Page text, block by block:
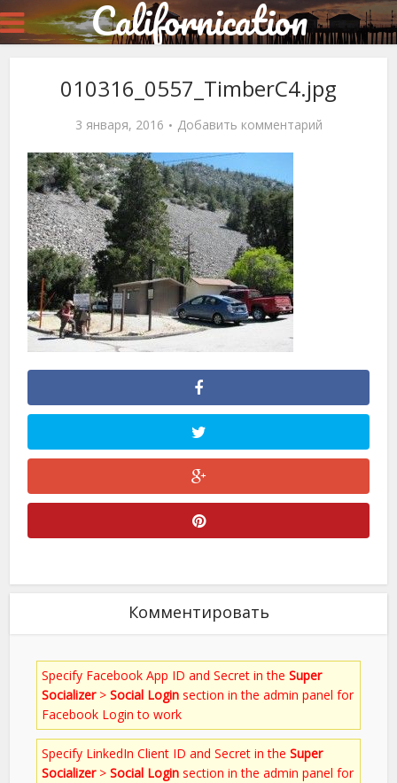
Californication
010316_0557_TimberC4.jpg
3 января, 2016 Добавить комментарий
Комментировать
Specify Facebook App ID and Secret in theSuper
Socializer>Social Login section in the admin panel for
Facebook Login to work
Specify LinkedIn Client ID and Secret in theSuper
Socializer>Social Login section in the admin panel for